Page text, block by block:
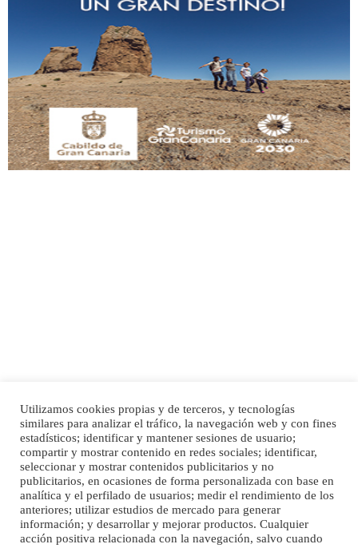
Gato manso encontrado
Este gato macho ha aparecido en la calle hace menos de un mes, es muy
manso y extremadamente cari...
Leales.org » Gran Canaria | 9.7.2025
SHIBA PERDIDO AVDA JOSE MESA Y LOPEZ
PERRO MACHO RAZA SHIBA CON MICROCHIP PERDIDO HOY 06/07/2025 ZONA
MESA Y LOPEZ. ES MUY ASUSTADIZO
Leales.org » Gran Canaria | 6.7.2025
Inicio Publicidad
Política de privacidad
Aviso Legal
Cláusula de Cookies
Enlaces de interés
Utilizamos cookies propias y de terceros, y tecnologías
similares para analizar el tráfico, la navegación web y con fines
estadísticos; identificar y mantener sesiones de usuario;
compartir y mostrar contenido en redes sociales; identificar,
seleccionar y mostrar contenidos publicitarios y no
publicitarios, en ocasiones de forma personalizada con base en
analítica y el perfilado de usuarios; medir el rendimiento de los
anteriores; utilizar estudios de mercado para generar
información; y desarrollar y mejorar productos. Cualquier
acción positiva relacionada con la navegación, salvo cuando